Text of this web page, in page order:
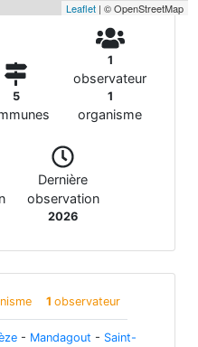
Leaflet | © OpenStreetMap
5
1
observateur
1
organisme
Dernière
observation
2026
1 observateur
- Mandagout - Saint-